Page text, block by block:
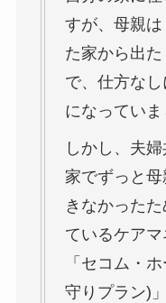
すが、母親
た家から出
で、仕方な
になっていま
しかし、夫
家でずっと
きなかった
ているケア
「セコム・
守りプラン)